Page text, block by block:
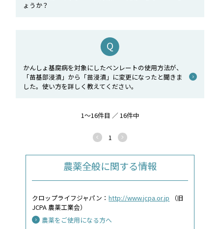
ょうか？
かんしょ基腐病を対象にしたベンレートの使用方法が、
「苗基部浸漬」から「苗浸漬」に変更になったと聞きま
した。使い方を詳しく教えてください。
1～16件目 ／ 16件中
1
農薬全般に関する情報
クロップライフジャパン：http://www.jcpa.or.jp （旧
JCPA 農薬工業会）
農薬をご使用になる方へ